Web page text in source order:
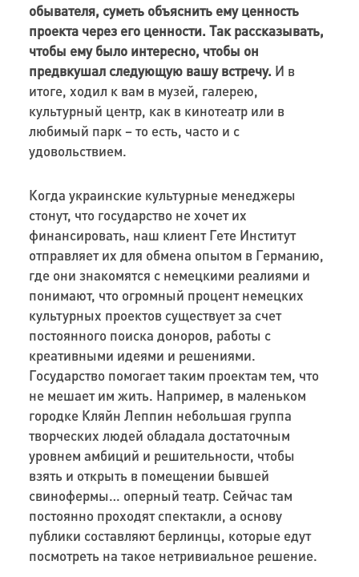
обывателя, суметь объяснить ему ценность
проекта через его ценности. Так рассказывать,
чтобы ему было интересно, чтобы он
предвкушал следующую вашу встречу. И в
итоге, ходил к вам в музей, галерею,
культурный центр, как в кинотеатр или в
любимый парк – то есть, часто и с
удовольствием.
Когда украинские культурные менеджеры
стонут, что государство не хочет их
финансировать, наш клиент Гете Институт
отправляет их для обмена опытом в Германию,
где они знакомятся с немецкими реалиями и
понимают, что огромный процент немецких
культурных проектов существует за счет
постоянного поиска доноров, работы с
креативными идеями и решениями.
Государство помогает таким проектам тем, что
не мешает им жить. Например, в маленьком
городке Кляйн Леппин небольшая группа
творческих людей обладала достаточным
уровнем амбиций и решительности, чтобы
взять и открыть в помещении бывшей
свинофермы… оперный театр. Сейчас там
постоянно проходят спектакли, а основу
публики составляют берлинцы, которые едут
посмотреть на такое нетривиальное решение.